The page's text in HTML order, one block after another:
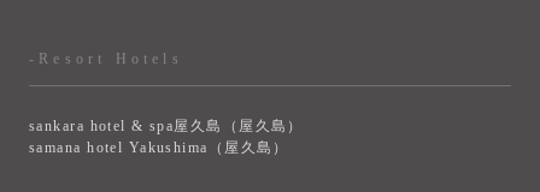
-Resort Hotels
sankara hotel & spa屋久島（屋久島）
samana hotel Yakushima（屋久島）